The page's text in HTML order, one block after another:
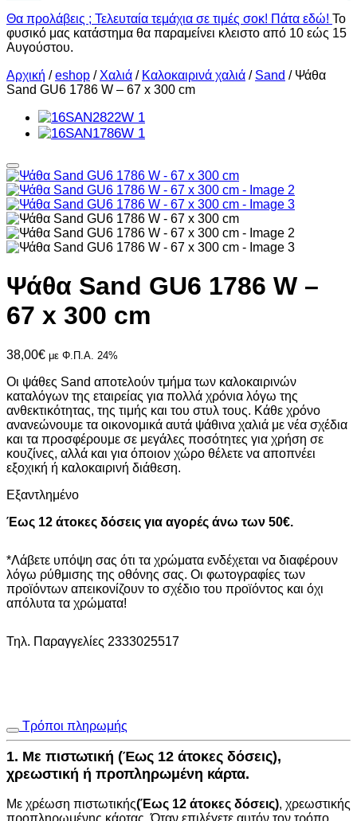
Θα προλάβεις ; Τελευταία τεμάχια σε τιμές σοκ! Πάτα εδώ! Το
φυσικό μας κατάστημα θα παραμείνει κλειστο από 10 εώς 15
Αυγούστου.
Αρχική /eshop / Χαλιά / Καλοκαιρινά χαλιά / Sand / Ψάθα
Sand GU6 1786 W – 67 x 300 cm
Ψάθα Sand GU6 1786 W –
67 x 300 cm
38,00€ με Φ.Π.Α. 24%
Οι ψάθες Sand αποτελούν τμήμα των καλοκαιρινών
καταλόγων της εταιρείας για πολλά χρόνια λόγω της
ανθεκτικότητας, της τιμής και του στυλ τους. Κάθε χρόνο
ανανεώνουμε τα οικονομικά αυτά ψάθινα χαλιά με νέα σχέδια
και τα προσφέρουμε σε μεγάλες ποσότητες για χρήση σε
κουζίνες, αλλά και για όποιον χώρο θέλετε να αποπνέει
εξοχική ή καλοκαιρινή διάθεση.
Εξαντλημένο
Έως 12 άτοκες δόσεις για αγορές άνω των 50€.
*Λάβετε υπόψη σας ότι τα χρώματα ενδέχεται να διαφέρουν
λόγω ρύθμισης της οθόνης σας. Οι φωτογραφίες των
προϊόντων απεικονίζουν το σχέδιο του προϊόντος και όχι
απόλυτα τα χρώματα!
Τηλ. Παραγγελίες 2333025517
Τρόποι πληρωμής
1. Με πιστωτική (Έως 12 άτοκες δόσεις),
χρεωστική ή προπληρωμένη κάρτα.
Με χρέωση πιστωτικής(Έως 12 άτοκες δόσεις), χρεωστικής
προπληρωμένης κάρτας. Όταν επιλέγετε αυτόν τον τρόπο